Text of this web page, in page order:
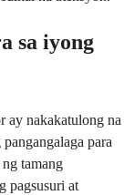
sa iyong
ay nakakatulong na
para
tamang
pagsusuri at